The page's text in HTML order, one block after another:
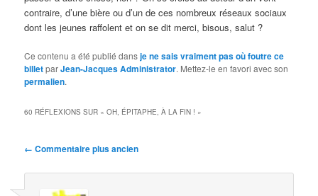
contraire, d’une bière ou d’un de ces nombreux réseaux sociaux
dont les jeunes raffolent et on se dit merci, bisous, salut ?
Ce contenu a été publié dansje ne sais vraiment pas où foutre ce
billetparJean-Jacques Administrator. Mettez-le en favori avec son
permalien.
60 RÉFLEXIONS SUR «OH, ÉPITAPHE, À LA FIN ! »
Navigation
commentaires
← Commentaire plus ancien